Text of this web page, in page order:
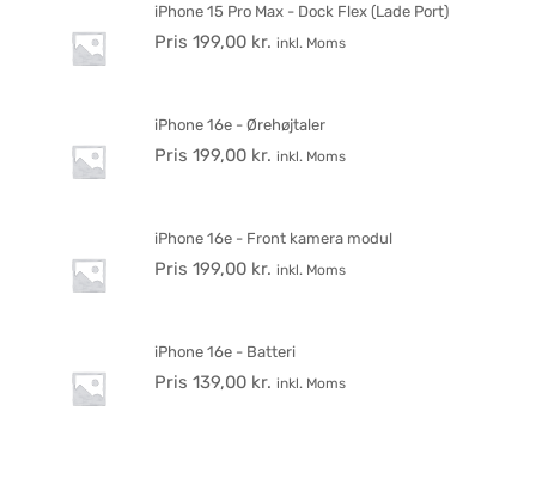
iPhone 15 Pro Max - Dock Flex (Lade Port)
Pris 199,00 kr. inkl. Moms
iPhone 16e - Ørehøjtaler
Pris 199,00 kr. inkl. Moms
iPhone 16e - Front kamera modul
Pris 199,00 kr. inkl. Moms
iPhone 16e - Batteri
Pris 139,00 kr. inkl. Moms